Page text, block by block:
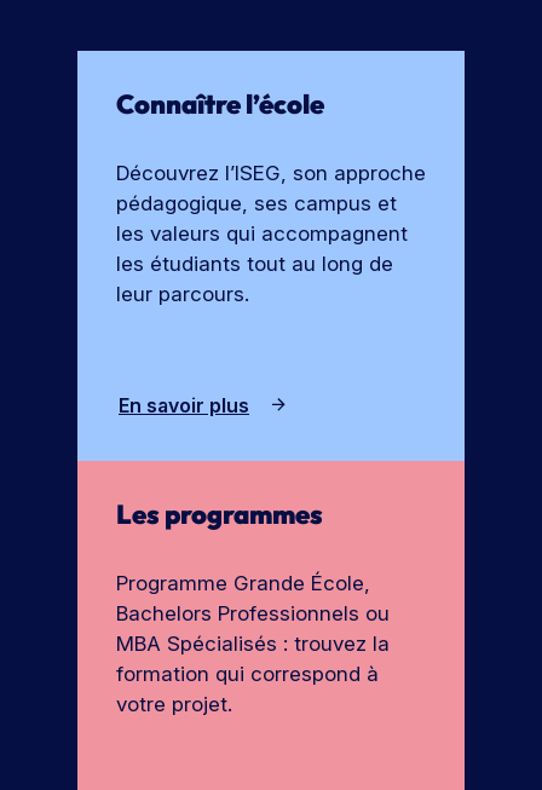
Connaître l’école
Découvrez l’ISEG, son approche
pédagogique, ses campus et
les valeurs qui accompagnent
les étudiants tout au long de
leur parcours.
En savoir plus
Les programmes
Programme Grande École,
Bachelors Professionnels ou
MBA Spécialisés : trouvez la
formation qui correspond à
votre projet.